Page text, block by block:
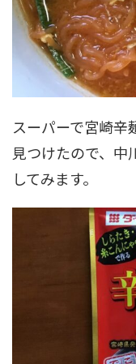
スーパーで宮崎辛
見つけたので、
してみます。